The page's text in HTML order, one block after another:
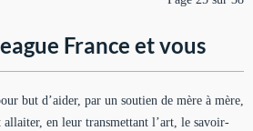
France et vous
but d’aider, par un soutien de mère à mère,
allaiter, en leur transmettant l’art, le savoir-